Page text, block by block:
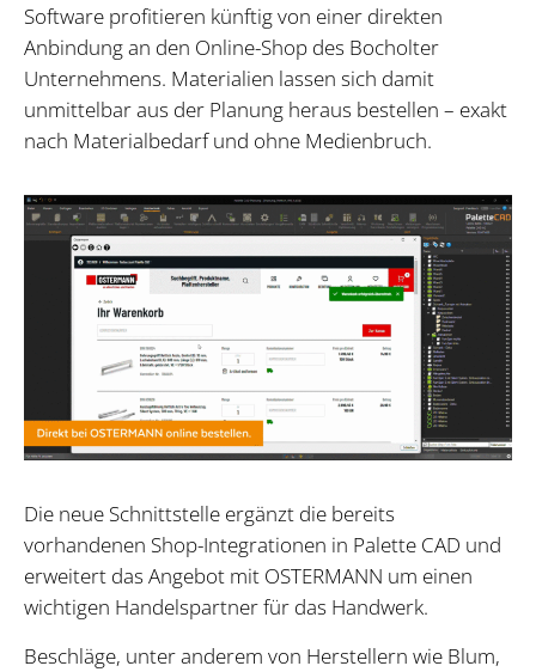
Software profitieren künftig von einer direkten
Anbindung an den Online-Shop des Bocholter
Unternehmens. Materialien lassen sich damit
unmittelbar aus der Planung heraus bestellen – exakt
nach Materialbedarf und ohne Medienbruch.
Die neue Schnittstelle ergänzt die bereits
vorhandenen Shop-Integrationen in Palette CAD und
erweitert das Angebot mit OSTERMANN um einen
wichtigen Handelspartner für das Handwerk.
Beschläge, unter anderem von Herstellern wie Blum,